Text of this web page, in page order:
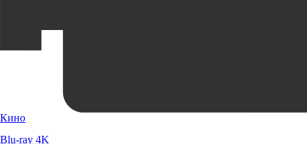
Кино
Blu-ray 4K